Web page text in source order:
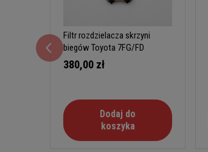
Filtr rozdzielacza skrzyni
biegów Toyota 7FG/FD
380,00 zł
Dodaj do
koszyka